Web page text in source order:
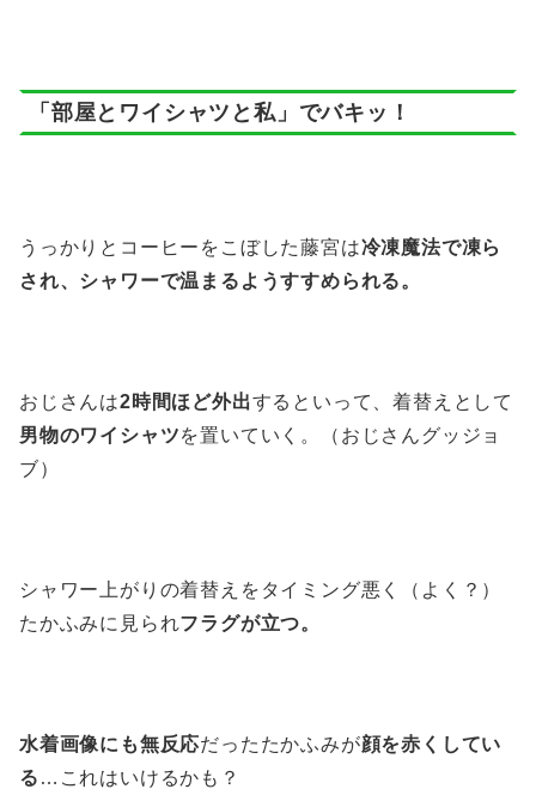
「部屋とワイシャツと私」でバキッ！
うっかりとコーヒーをこぼした藤宮は冷凍魔法で凍ら
され、シャワーで温まるようすすめられる。
おじさんは2時間ほど外出するといって、着替えとして
男物のワイシャツを置いていく。（おじさんグッジョ
ブ）
シャワー上がりの着替えをタイミング悪く（よく？）
たかふみに見られフラグが立つ。
水着画像にも無反応だったたかふみが顔を赤くしてい
る …これはいけるかも？